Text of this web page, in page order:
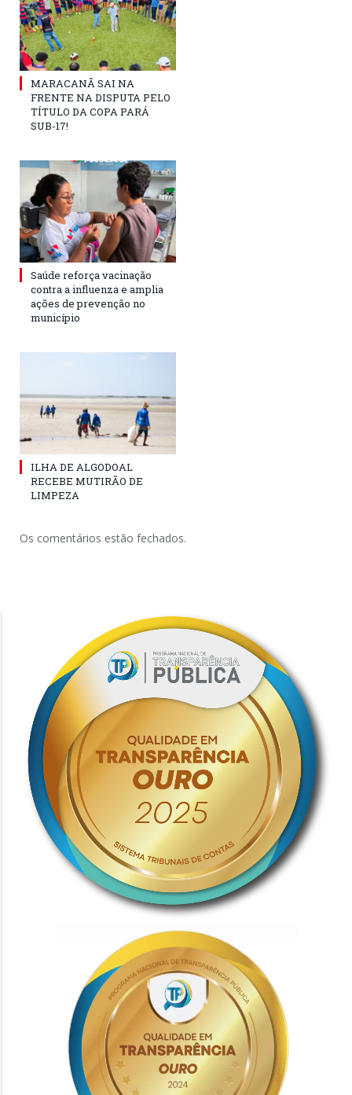
MARACANÃ SAI NA
FRENTE NA DISPUTA PELO
TÍTULO DA COPA PARÁ
SUB-17!
Saúde reforça vacinação
contra a influenza e amplia
ações de prevenção no
município
ILHA DE ALGODOAL
RECEBE MUTIRÃO DE
LIMPEZA
Os comentários estão fechados.